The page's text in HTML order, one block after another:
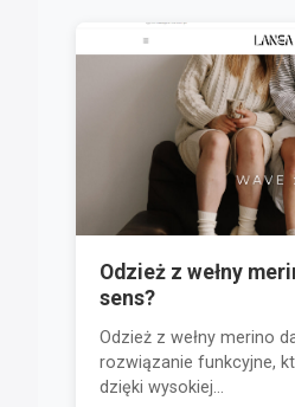
Odzież z wełny
sens?
Odzież z wełny merino
rozwiązanie funkcyjne,
dzięki wysokiej...